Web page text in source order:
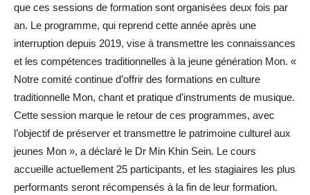
que ces sessions de formation sont organisées deux fois par
an. Le programme, qui reprend cette année après une
interruption depuis 2019, vise à transmettre les connaissances
et les compétences traditionnelles à la jeune génération Mon. «
Notre comité continue d’offrir des formations en culture
traditionnelle Mon, chant et pratique d’instruments de musique.
Cette session marque le retour de ces programmes, avec
l’objectif de préserver et transmettre le patrimoine culturel aux
jeunes Mon », a déclaré le Dr Min Khin Sein. Le cours
accueille actuellement 25 participants, et les stagiaires les plus
performants seront récompensés à la fin de leur formation.